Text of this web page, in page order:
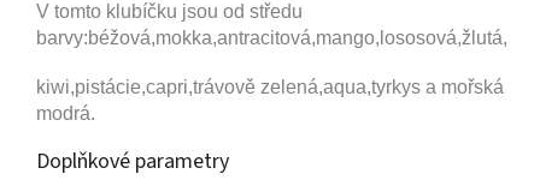
V tomto klubíčku jsou od středu
barvy:béžová,mokka,antracitová,mango,lososová,žlutá,
kiwi,pistácie,capri,trávově zelená,aqua,tyrkys a mořská
modrá.
Doplňkové parametry